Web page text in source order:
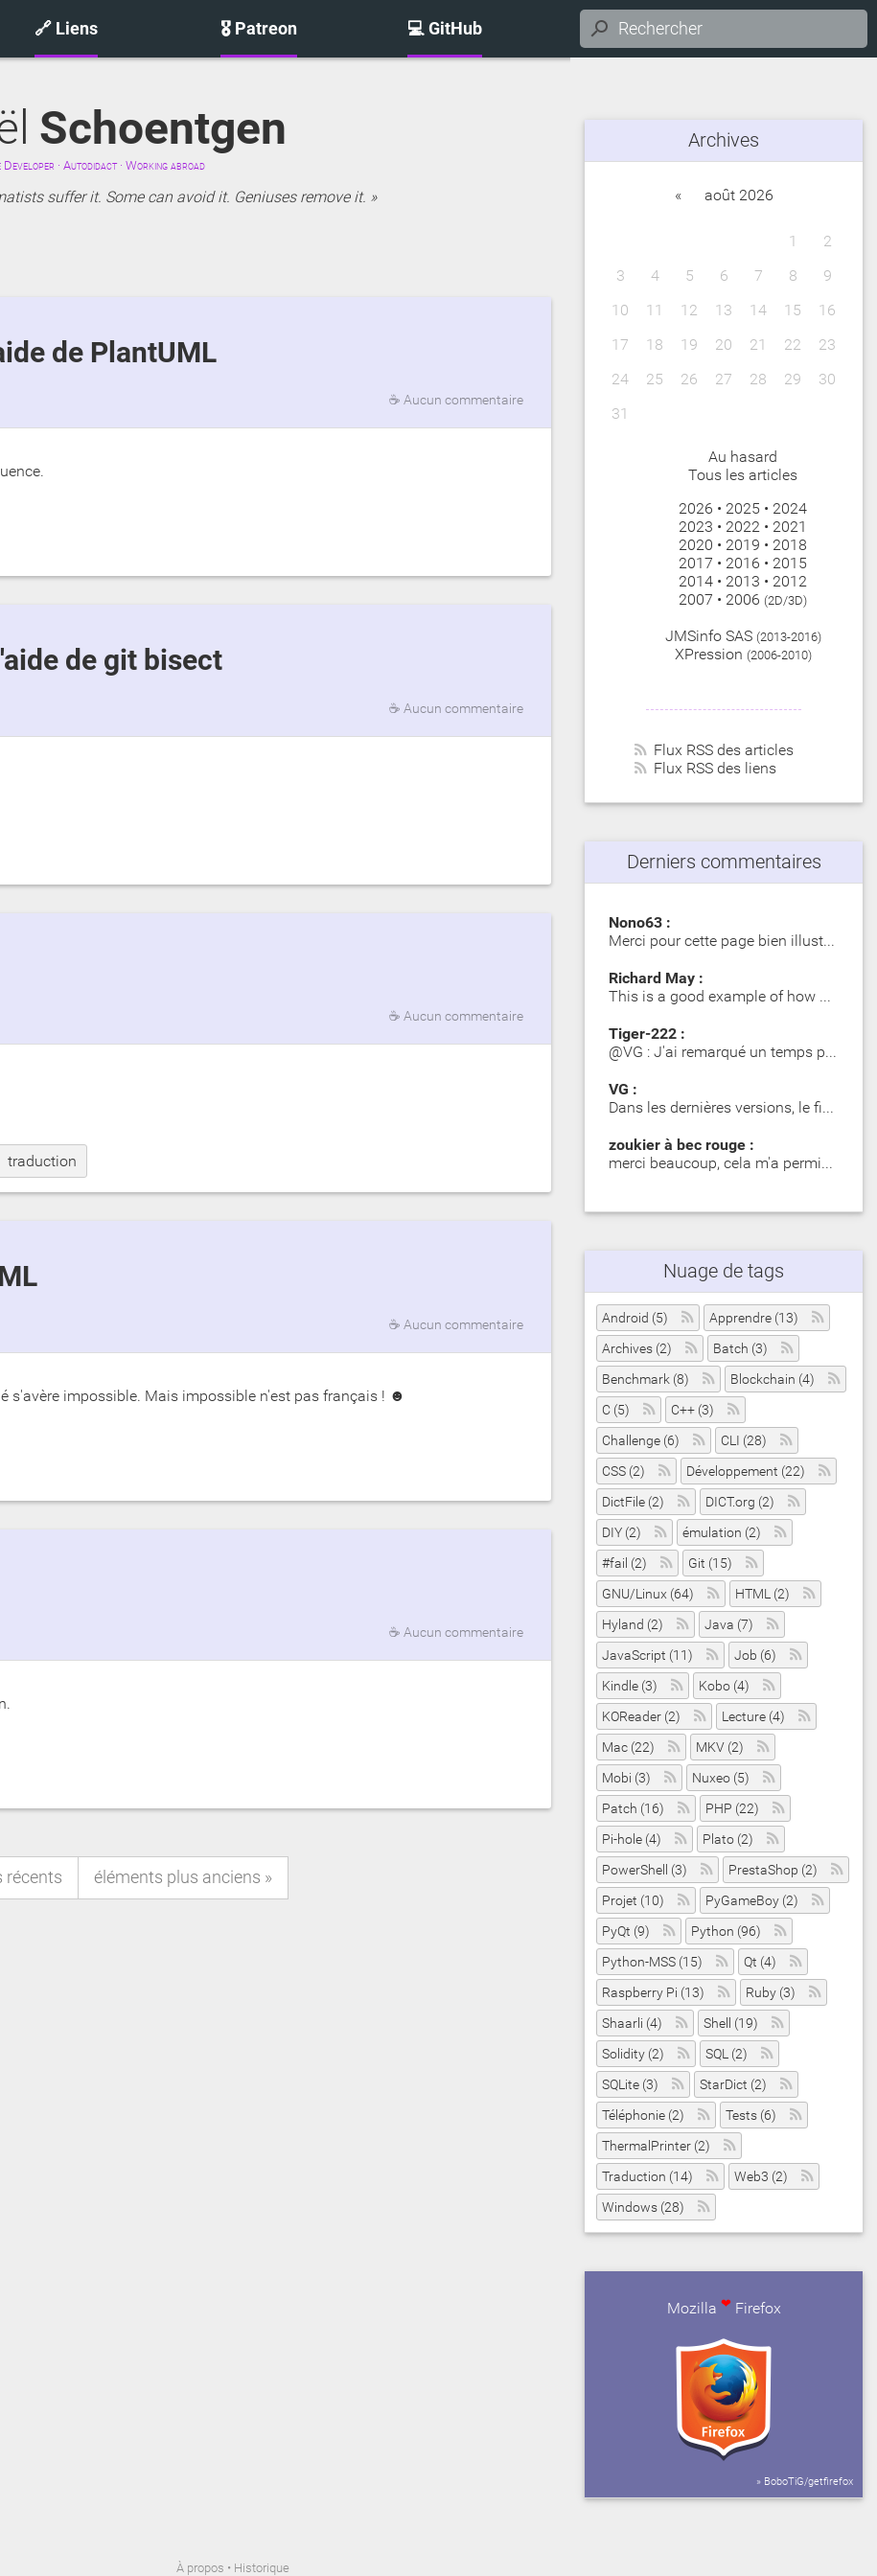
🔗 Liens 🎖️ Patreon 💻 GitHub
Archives
« août 2026
1
2
3
4 5 6 7 8
9
10
11 12 13 14 15
16
17
18 19 20 21 22
23
24
25 26 27 28 29
30
31
Au hasard
Tous les articles
2026 • 2025 • 2024
2023 • 2022 • 2021
2020 • 2019 • 2018
2017 • 2016 • 2015
2014 • 2013 • 2012
2007 • 2006 (2D/3D)
JMSinfo SAS (2013-2016)
XPression (2006-2010)
Flux RSS des articles
Flux RSS des liens
Derniers commentaires
Nono63 :
Merci pour cette page bien illustrée. Les Girelle Paon obs…
Richard May :
This is a good example of how SIP significantly impacts dy…
Tiger-222 :
@VG : J'ai remarqué un temps plus long lors du premier mot…
VG :
Dans les dernières versions, le fichier zip contient des d…
zoukier à bec rouge :
merci beaucoup, cela m'a permis d'identifier des poisson o…
Nuage de tags
Android (5)
Apprendre (13)
Archives (2)
Batch (3)
Benchmark (8)
Blockchain (4)
C (5)
C++ (3)
Challenge (6)
CLI (28)
CSS (2)
Développement (22)
DictFile (2)
DICT.org (2)
DIY (2)
émulation (2)
#fail (2)
Git (15)
GNU/Linux (64)
HTML (2)
Hyland (2)
Java (7)
JavaScript (11)
Job (6)
Kindle (3)
Kobo (4)
KOReader (2)
Lecture (4)
Mac (22)
MKV (2)
Mobi (3)
Nuxeo (5)
Patch (16)
PHP (22)
Pi-hole (4)
Plato (2)
PowerShell (3)
PrestaShop (2)
Projet (10)
PyGameBoy (2)
PyQt (9)
Python (96)
Python-MSS (15)
Qt (4)
Raspberry Pi (13)
Ruby (3)
Shaarli (4)
Shell (19)
Solidity (2)
SQL (2)
SQLite (3)
StarDict (2)
Téléphonie (2)
Tests (6)
ThermalPrinter (2)
Traduction (14)
Web3 (2)
Windows (28)
Mozilla ❤ Firefox
» BoboTiG/getfirefox
Schoentgen
· Autodidact · Working abroad
suffer it. Some can avoid it. Geniuses remove it.
de PlantUML
☕Aucun commentaire
de git bisect
☕Aucun commentaire
☕Aucun commentaire
traduction
☕Aucun commentaire
s'avère impossible. Mais impossible n'est pas français ! ☻
☕Aucun commentaire
récents éléments plus anciens
À propos • Historique